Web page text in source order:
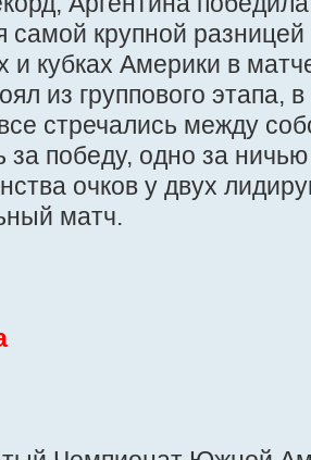
самой крупной
и кубках Америки в
из группового этапа,
стречались между
за победу, одно за
очков у двух
матч.